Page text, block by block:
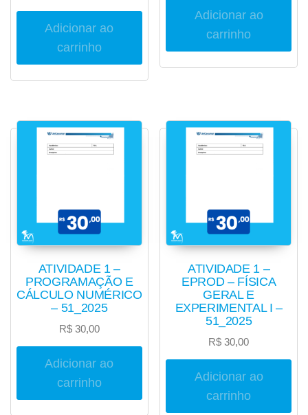
Adicionar ao
carrinho
Adicionar ao
carrinho
ATIVIDADE 1 –
PROGRAMAÇÃO E
CÁLCULO NUMÉRICO
– 51_2025
R$30,00
Adicionar ao
carrinho
ATIVIDADE 1 –
EPROD – FÍSICA
GERAL E
EXPERIMENTAL I –
51_2025
R$ 30,00
Adicionar ao
carrinho